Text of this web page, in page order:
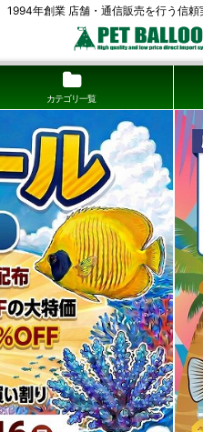
1994年創業 店舗・通信販売を行う信
カテゴリ一覧